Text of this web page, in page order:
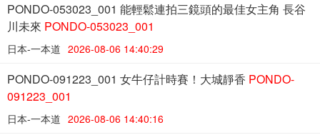
PONDO-053023_001 能輕鬆連拍三鏡頭的最佳女主角 長谷
川未來 PONDO-053023_001
日本-一本道 2026-08-06 14:40:29
PONDO-091223_001 女牛仔計時賽！大城靜香 PONDO-
091223_001
日本-一本道 2026-08-06 14:40:16